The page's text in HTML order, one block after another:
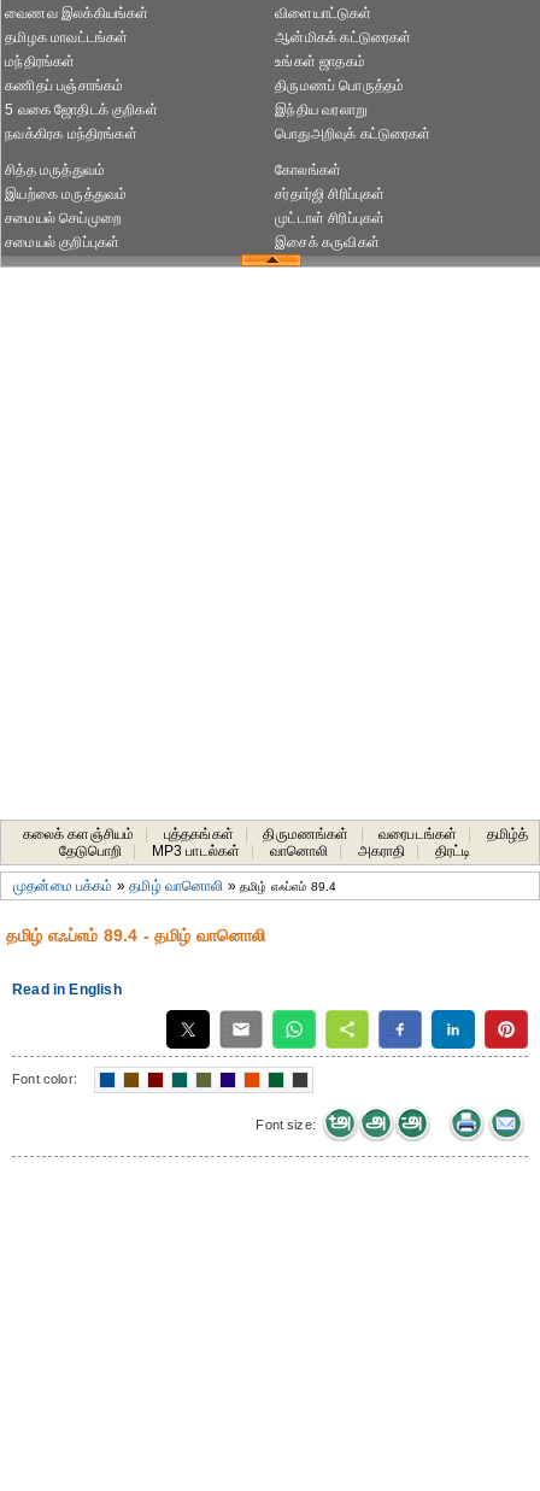
வைணவ இலக்கியங்கள்
தமிழக மாவட்டங்கள்
விளையாட்டுகள்
ஆன்மிகக் கட்டுரைகள்
மந்திரங்கள்
கணிதப் பஞ்சாங்கம்
5 வகை ஜோதிடக் குறிகள்
நவக்கிரக மந்திரங்கள்
உங்கள் ஜாதகம்
திருமணப் பொருத்தம்
இந்திய வரலாறு
பொதுஅறிவுக் கட்டுரைகள்
சித்த மருத்துவம்
இயற்கை மருத்துவம்
சமையல் செய்முறை
சமையல் குறிப்புகள்
கோலங்கள்
சர்தார்ஜி சிரிப்புகள்
முட்டாள் சிரிப்புகள்
இசைக் கருவிகள்
கலைக் களஞ்சியம் புத்தகங்கள் திருமணங்கள் வரைபடங்கள்
தமிழ்த்
தேடுபொறி
MP3 பாடல்கள் வானொலி அகராதி திரட்டி
முதன்மை பக்கம் »தமிழ் வானொலி » தமிழ் எஃப்எம் 89.4
தமிழ் எஃப்எம் 89.4 - தமிழ் வானொலி
Read in English
Font color:
Font size: